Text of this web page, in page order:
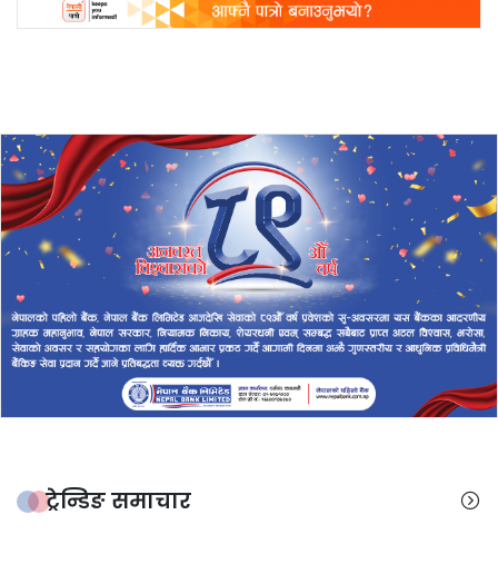
ट्रेन्डिङ समाचार